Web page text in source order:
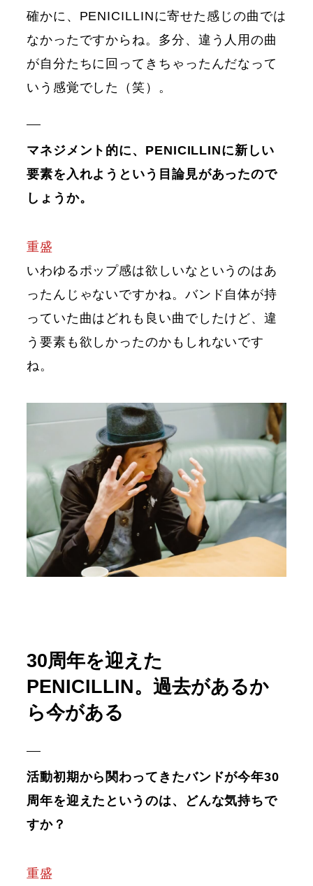
確かに、PENICILLINに寄せた感じの曲では
なかったですからね。多分、違う人用の曲
が自分たちに回ってきちゃったんだなって
いう感覚でした（笑）。
マネジメント的に、PENICILLINに新しい
要素を入れようという目論見があったので
しょうか。
重盛
いわゆるポップ感は欲しいなというのはあ
ったんじゃないですかね。バンド自体が持
っていた曲はどれも良い曲でしたけど、違
う要素も欲しかったのかもしれないです
ね。
30周年を迎えた
PENICILLIN。過去があるか
ら今がある
活動初期から関わってきたバンドが今年30
周年を迎えたというのは、どんな気持ちで
すか？
重盛